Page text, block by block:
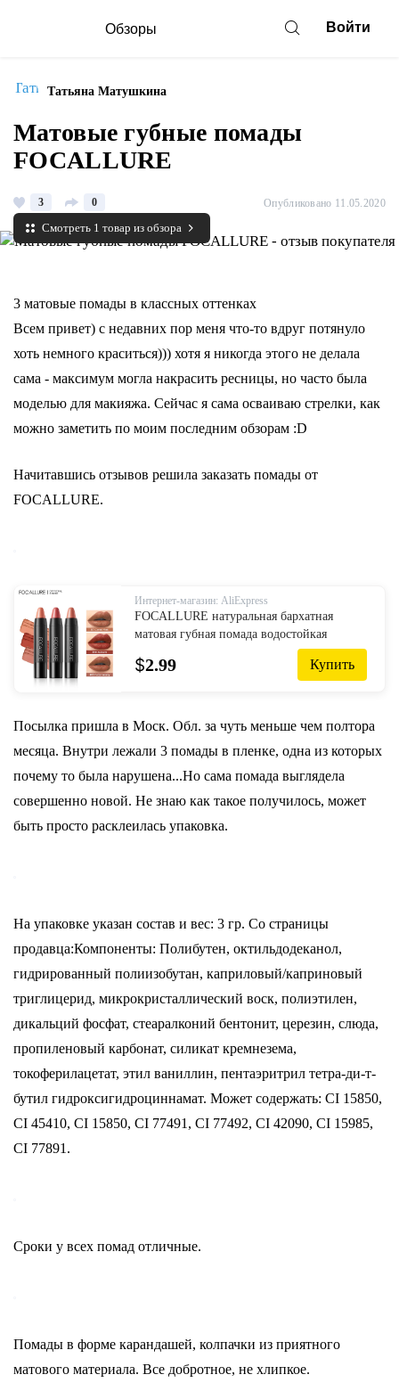
Обзоры Войти
Татьяна Матушкина
Матовые губные помады
FOCALLURE
3 0 Опубликовано 11.05.2020
Смотреть 1 товар из обзора
3 матовые помады в классных оттенках
Всем привет) с недавних пор меня что-то вдруг потянуло
хоть немного краситься))) хотя я никогда этого не делала
сама - максимум могла накрасить ресницы, но часто была
моделью для макияжа. Сейчас я сама осваиваю стрелки, как
можно заметить по моим последним обзорам :D
Начитавшись отзывов решила заказать помады от
FOCALLURE.
Интернет-магазин: AliExpress
FOCALLURE натуральная бархатная
матовая губная помада водостойкая
стойкая антипригарная Сексуальная
губная помада карандаш для губ женская
$2.99 Купить
Посылка пришла в Моск. Обл. за чуть меньше чем полтора
месяца. Внутри лежали 3 помады в пленке, одна из которых
почему то была нарушена...Но сама помада выглядела
совершенно новой. Не знаю как такое получилось, может
быть просто расклеилась упаковка.
На упаковке указан состав и вес: 3 гр. Со страницы
продавца:Компоненты: Полибутен, октильдодеканол,
гидрированный полиизобутан, каприловый/каприновый
триглицерид, микрокристаллический воск, полиэтилен,
дикальций фосфат, стеаралконий бентонит, церезин, слюда,
пропиленовый карбонат, силикат кремнезема,
токоферилацетат, этил ваниллин, пентаэритрил тетра-ди-т-
бутил гидроксигидроциннамат. Может содержать: CI 15850,
CI 45410, CI 15850, CI 77491, CI 77492, CI 42090, CI 15985,
CI 77891.
Сроки у всех помад отличные.
Помады в форме карандашей, колпачки из приятного
матового материала. Все добротное, не хлипкое.